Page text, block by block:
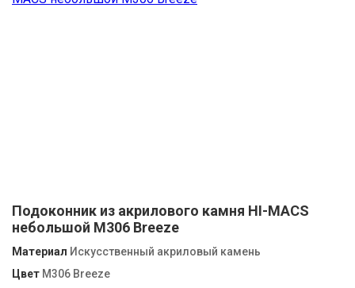
Подоконник из акрилового камня HI-MACS
небольшой M306 Breeze
Материал Искусственный акриловый камень
Цвет M306 Breeze